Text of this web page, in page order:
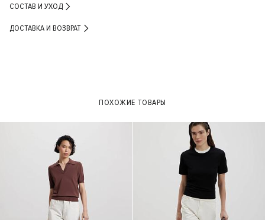
СОСТАВ И УХОД
ДОСТАВКА И ВОЗВРАТ
ПОХОЖИЕ ТОВАРЫ